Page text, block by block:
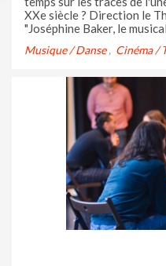
XXe siècle ? Direction le
"Joséphine Baker, le
"Tumpie".
Musique / Danse Cinéma /